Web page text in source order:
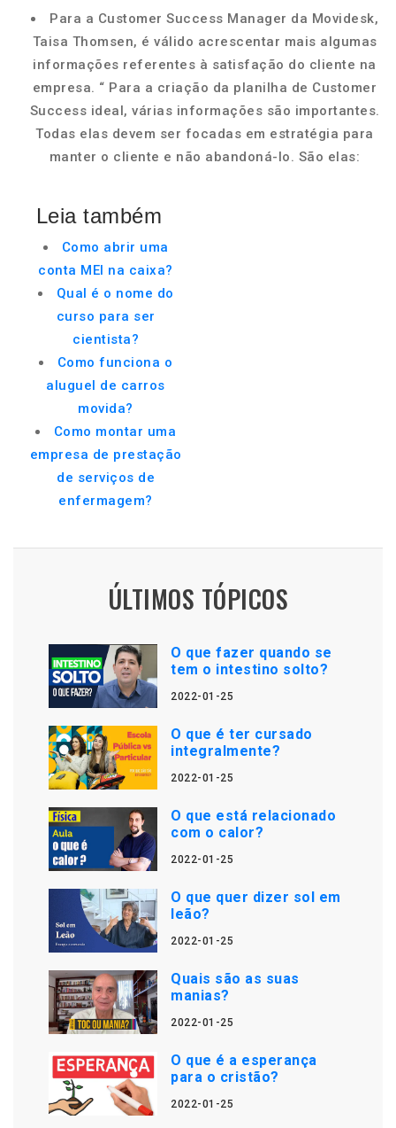
Para a Customer Success Manager da Movidesk,
Taisa Thomsen, é válido acrescentar mais algumas
informações referentes à satisfação do cliente na
empresa. “ Para a criação da planilha de Customer
Success ideal, várias informações são importantes.
Todas elas devem ser focadas em estratégia para
manter o cliente e não abandoná-lo. São elas:
Leia também
Como abrir uma
conta MEI na caixa?
Qual é o nome do
curso para ser
cientista?
Como funciona o
aluguel de carros
movida?
Como montar uma
empresa de prestação
de serviços de
enfermagem?
ÚLTIMOS TÓPICOS
O que fazer quando se
tem o intestino solto?
2022-01-25
O que é ter cursado
integralmente?
2022-01-25
O que está relacionado
com o calor?
2022-01-25
O que quer dizer sol em
leão?
2022-01-25
Quais são as suas
manias?
2022-01-25
O que é a esperança
para o cristão?
2022-01-25